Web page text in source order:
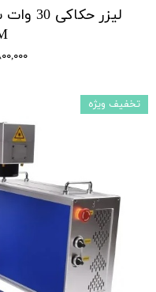
تخفیف ویژه